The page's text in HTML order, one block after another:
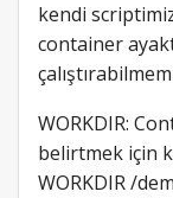
kendi
container
WORKDIR:
belirtmek için
WORKDIR /